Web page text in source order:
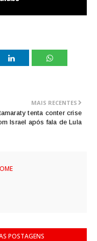
MAIS RECENTES
tenta conter crise
Israel após fala de Lula
POSTAGENS